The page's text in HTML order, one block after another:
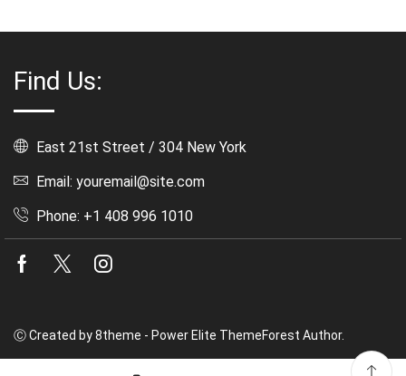
Find Us:
East 21st Street / 304 New York
Email: youremail@site.com
Phone: +1 408 996 1010
Facebook
Twitter
Ⓒ Created by 8theme - Power Elite ThemeForest Author.